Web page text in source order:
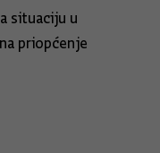
situaciju u
priopćenje